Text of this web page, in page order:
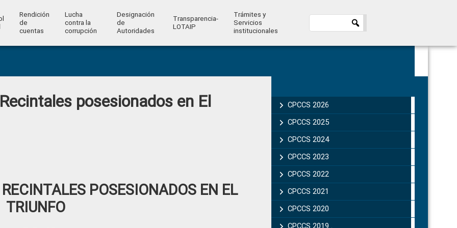
Rendición
de
cuentas
Lucha
contra la
corrupción
Designación
de
Autoridades
Transparencia-
LOTAIP
Trámites y
Servicios
institucionales
posesionados en El
POSESIONADOS EN EL
TRIUNFO
Sidebar
CPCCS 2026
CPCCS 2025
CPCCS 2024
CPCCS 2023
CPCCS 2022
CPCCS 2021
CPCCS 2020
CPCCS 2019 .